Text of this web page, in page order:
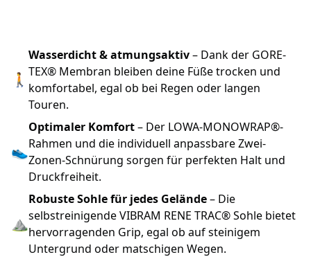
🚶
Wasserdicht & atmungsaktiv– Dank der GORE-
TEX® Membran bleiben deine Füße trocken und
komfortabel, egal ob bei Regen oder langen
Touren.
👟
Optimaler Komfort– Der LOWA-MONOWRAP®-
Rahmen und die individuell anpassbare Zwei-
Zonen-Schnürung sorgen für perfekten Halt und
Druckfreiheit.
⛰
Robuste Sohle für jedes Gelände– Die
selbstreinigende VIBRAM RENE TRAC® Sohle bietet
hervorragenden Grip, egal ob auf steinigem
Untergrund oder matschigen Wegen.